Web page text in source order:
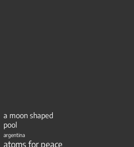
a moon shaped
pool
argentina
atoms for peace